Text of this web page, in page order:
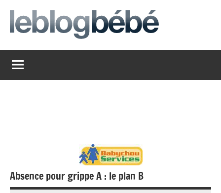
contenu
leblogbebe
The
Social
Absence pour grippe A : le plan B